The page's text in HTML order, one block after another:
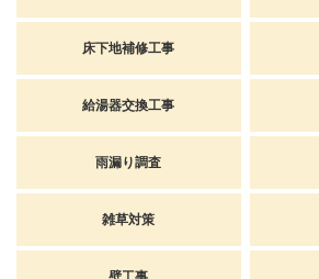
床下地補修工事
給湯器交換工事
雨漏り調査
雑草対策